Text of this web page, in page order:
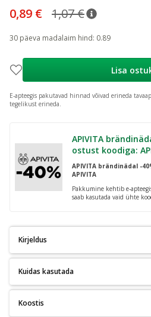
1,07 €nõuanne
Tavaline hind
0,89 €
30 päeva madalaim hind: 0.89
Lisa
E-apteegis pakutavad hinnad võivad erineda
tegelikust erineda.
APIVITA
ostust koodiga:
APIVITA brändinädal -
APIVITA
Pakkumine kehtib e-
saab kasutada vaid ühte
Kirjeldus
Carelt.
Kuidas kasutada
Kasutamine:
Koostis